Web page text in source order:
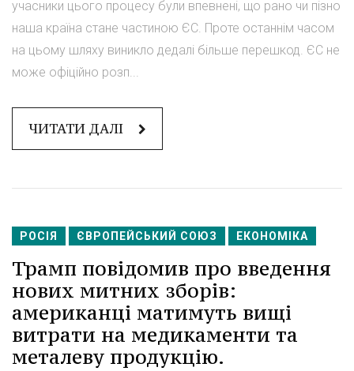
учасники цього процесу були впевнені, що рано чи пізно
наша країна стане частиною ЄС. Проте останнім часом
на цьому шляху виникло дедалі більше перешкод. ЄС не
може офіційно розп...
ЧИТАТИ ДАЛІ
РОСІЯ ЄВРОПЕЙСЬКИЙ СОЮЗ ЕКОНОМІКА
Трамп повідомив про введення
нових митних зборів:
американці матимуть вищі
витрати на медикаменти та
металеву продукцію.